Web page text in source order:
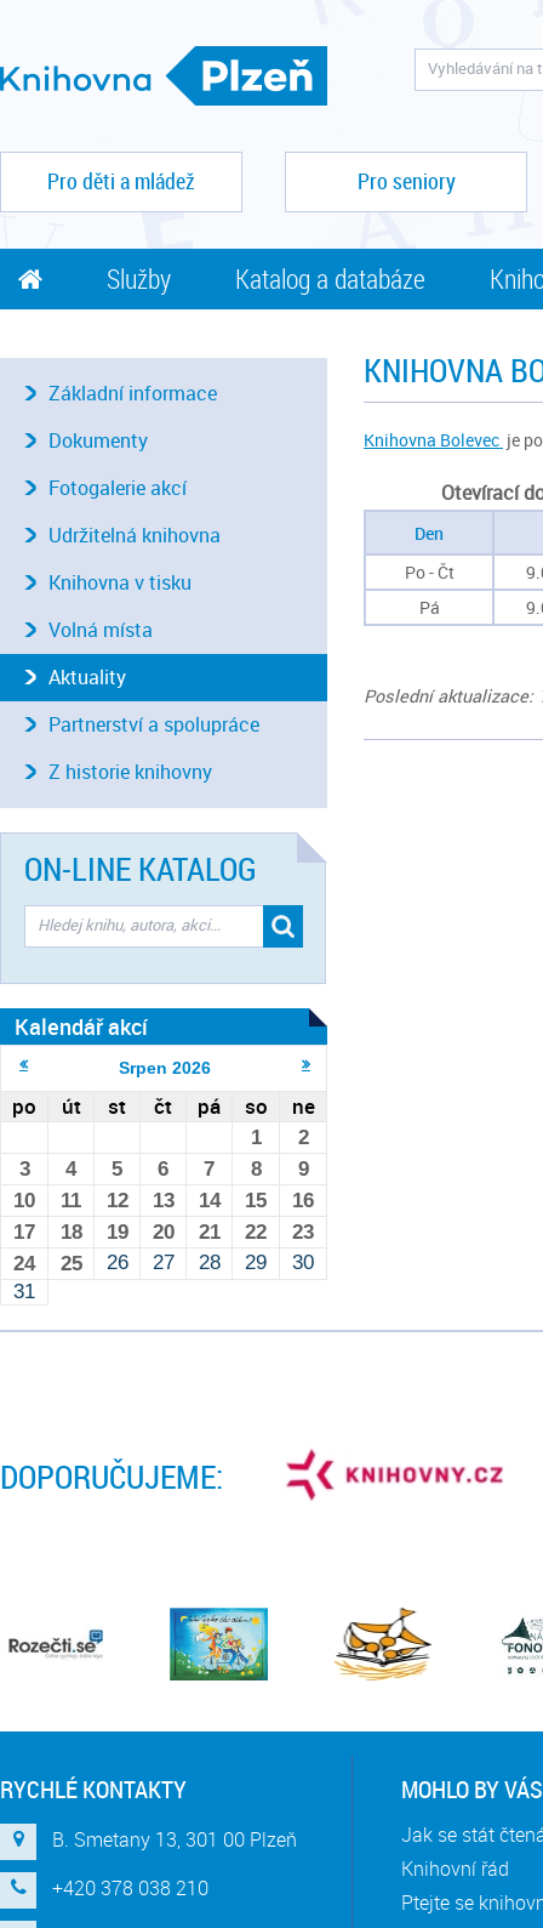
Pro děti a mládež Pro seniory
Služby Katalog a databáze
KNIHOVNA
Knihovna Bolevec je
Otevírací
Den
Po - Čt
Pá
Poslední aktualizace:
Základní informace
Dokumenty
Fotogalerie akcí
Udržitelná knihovna
Knihovna v tisku
Volná místa
Aktuality
Partnerství a spolupráce
Z historie knihovny
ON-LINE KATALOG
Kalendář akcí
Srpen 2026
po út st čt pá so ne
1
2
3
4 5 6 7 8
9
10
11 12 13 14 15
16
17
18 19 20 21 22
23
24
25 26 27 28 29
30
31
DOPORUČUJEME:
RYCHLÉ KONTAKTY
B. Smetany 13, 301 00 Plzeň
+420 378 038 210
MOHLO BY
Jak se stát
Knihovní řád
Ptejte se